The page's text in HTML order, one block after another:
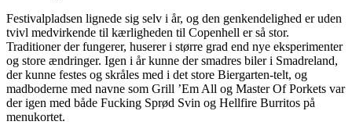
Festivalpladsen lignede sig selv i år, og den genkendelighed er uden
tvivl medvirkende til kærligheden til Copenhell er så stor.
Traditioner der fungerer, huserer i større grad end nye eksperimenter
og store ændringer. Igen i år kunne der smadres biler i Smadreland,
der kunne festes og skråles med i det store Biergarten-telt, og
madboderne med navne som Grill ’Em All og Master Of Porkets var
der igen med både Fucking Sprød Svin og Hellfire Burritos på
menukortet.